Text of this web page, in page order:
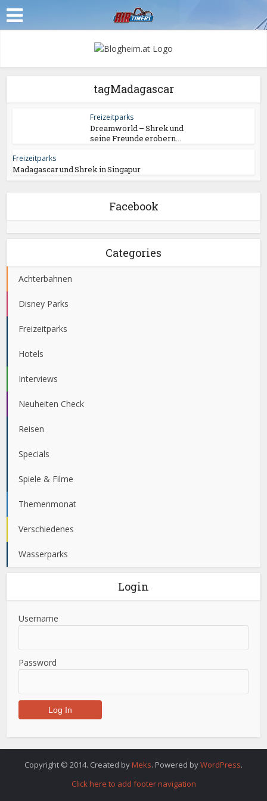
tagMadagascar
Freizeitparks
Dreamworld – Shrek und
seine Freunde erobern...
Freizeitparks
Madagascar und Shrek in Singapur
Facebook
Categories
Achterbahnen
Disney Parks
Freizeitparks
Hotels
Interviews
Neuheiten Check
Reisen
Specials
Spiele & Filme
Themenmonat
Verschiedenes
Wasserparks
Login
Username
Password
Copyright © 2014. Created by Meks. Powered byWordPress.
Click here to add footer navigation